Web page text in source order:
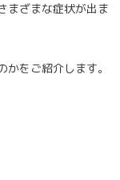
まざまな症状が出ま
をご紹介します。